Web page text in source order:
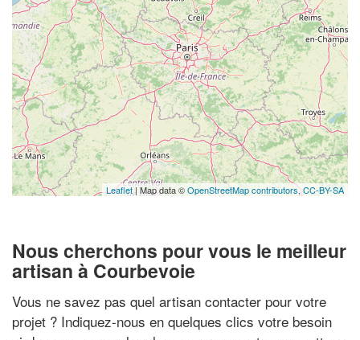
Leaflet| Map data ©OpenStreetMap contributors,CC-BY-SA
Nous cherchons pour vous le meilleur
artisan à Courbevoie
Vous ne savez pas quel artisan contacter pour votre
projet ? Indiquez-nous en quelques clics votre besoin